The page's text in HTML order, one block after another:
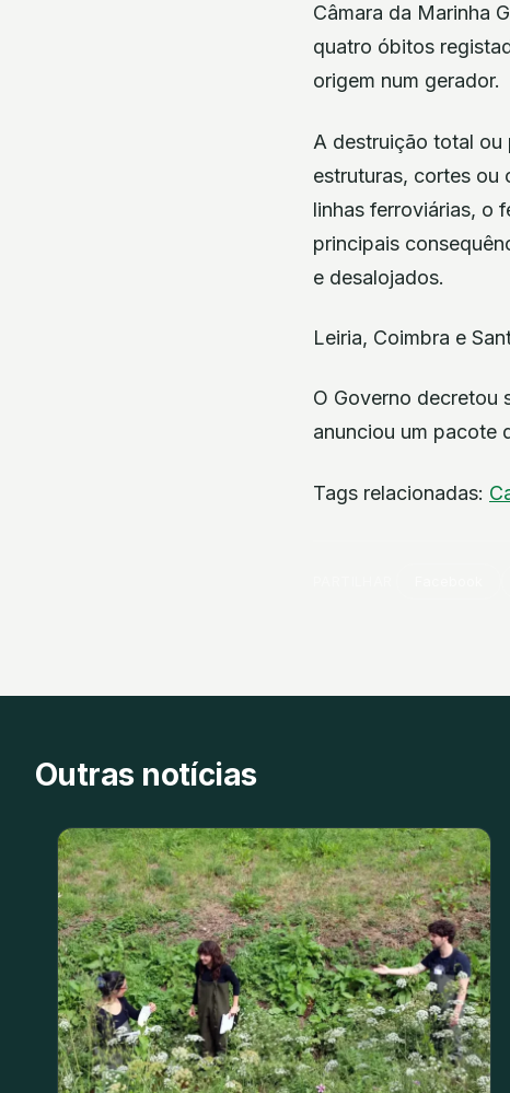
Câmara da Marinha
quatro óbitos
origem num gerador.
A destruição total ou
estruturas, cortes ou
linhas ferroviárias, o
principais
e desalojados.
Leiria, Coimbra e
O Governo decretou
anunciou um pacote
Tags relacionadas:
Outras notícias